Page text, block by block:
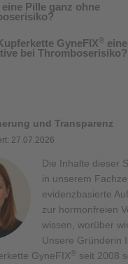
Pille ganz ohne
GyneFIX®
bei Thromboserisiko?
und Transparenz
27.07.2026
Die Inhalte dieser
in unserem
evidenzbasierte
zur hormonfreien
wissen, worüber
Unsere Gründerin
GyneFIX ® seit 2008